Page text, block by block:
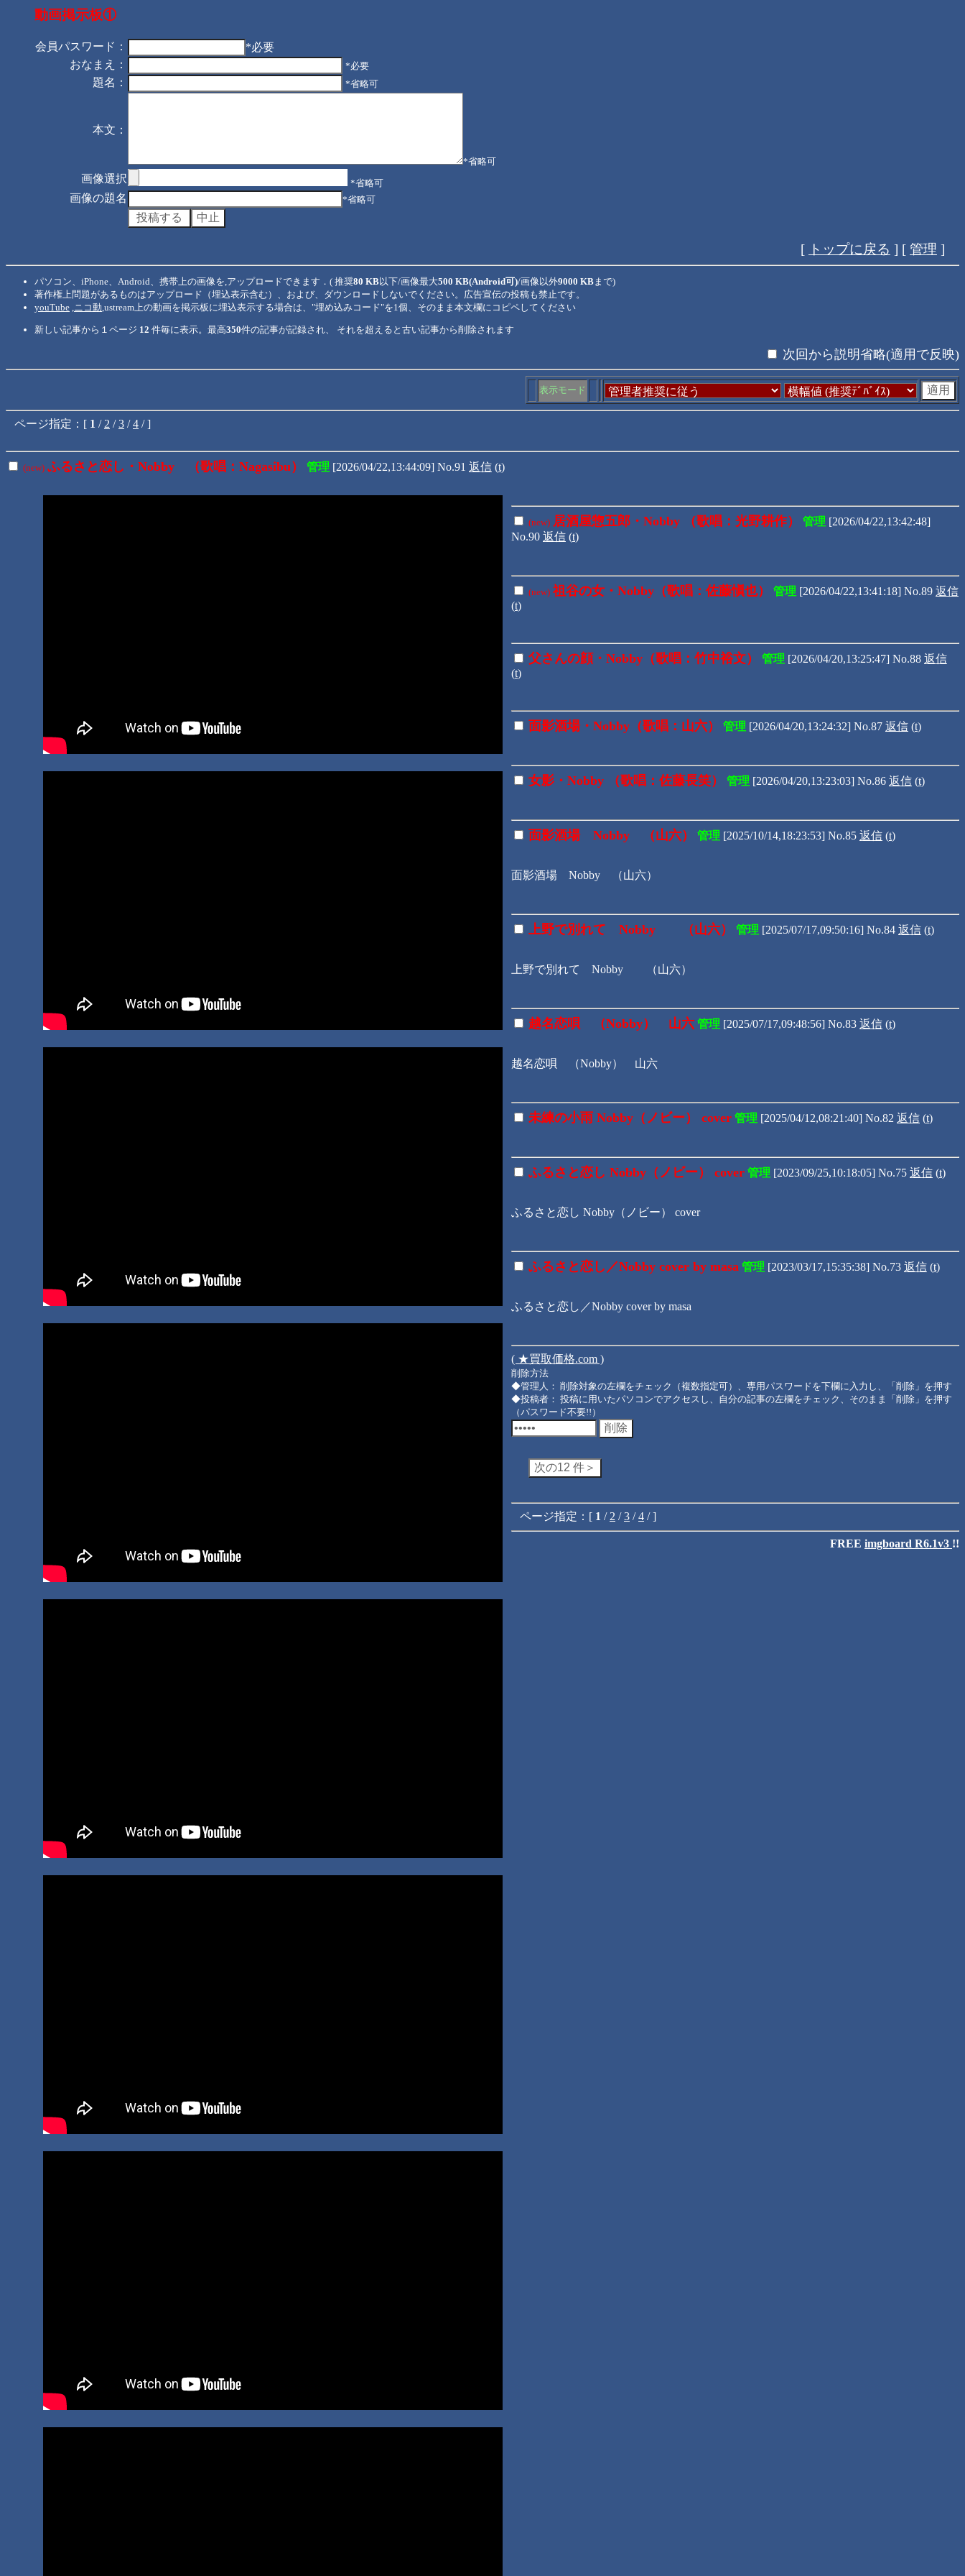
動画掲示板①
会員パスワード：
*必要
おなまえ：
*必要
題名： *省略可
本文：
*省略可
画像選択 *省略可
画像の題名 *省略可
[ トップに戻る ] [ 管理 ]
パソコン、iPhone、Android、携帯上の画像を,アップロードできます．( 推奨80 KB以下/画像最大500 KB(Android可)/画像以外9000 KB まで)
著作権上問題があるものはアップロード（埋込表示含む）、および、ダウンロードしないでください。広告宣伝の投稿も禁止です。
youTube ニコ動 ,ustream上の動画を掲示板に埋込表示する場合は、"埋め込みコード"を1個、そのまま本文欄にコピペしてください
新しい記事から１ページ 12 件毎に表示。最高350件の記事が記録され、 それを超えると古い記事から削除されます
次回から説明省略(適用で反映)
表示モード
ページ指定：[ 1 / 2 /3 /4 / ]
(new) ふるさと恋し・Nobby （歌唱：Nagasibu） 管理 [2026/04/22,13:44:09] No.91 返信 (t)
(new) 居酒屋惣五郎・Nobby （歌唱：光野耕作） 管理 [2026/04/22,13:42:48]
No.90 返信 (t)
(new) 祖谷の女・Nobby（歌唱：佐藤愼也） 管理 [2026/04/22,13:41:18] No.89 返信
(t)
父さんの顔・Nobby（歌唱：竹中裕文） 管理 [2026/04/20,13:25:47] No.88 返信
(t)
面影酒場・Nobby（歌唱：山六） 管理 [2026/04/20,13:24:32] No.87 返信 (t)
女影・Nobby （歌唱：佐藤長笑） 管理 [2026/04/20,13:23:03] No.86 返信 (t)
面影酒場 Nobby （山六） 管理 [2025/10/14,18:23:53] No.85 返信 (t)
面影酒場 Nobby （山六）
上野で別れて Nobby （山六） 管理 [2025/07/17,09:50:16] No.84 返信 (t)
上野で別れて Nobby （山六）
越名恋唄 （Nobby） 山六 管理 [2025/07/17,09:48:56] No.83 返信 (t)
越名恋唄 （Nobby） 山六
未練の小雨 Nobby（ノビー） cover 管理 [2025/04/12,08:21:40] No.82 返信 (t)
ふるさと恋し Nobby（ノビー） cover 管理 [2023/09/25,10:18:05] No.75 返信 (t)
ふるさと恋し Nobby（ノビー） cover
ふるさと恋し／Nobby cover by masa 管理 [2023/03/17,15:35:38] No.73 返信 (t)
ふるさと恋し／Nobby cover by masa
( ★買取価格.com )
削除方法
◆管理人： 削除対象の左欄をチェック（複数指定可）、専用パスワードを下欄に入力し、「削除」を押す
◆投稿者： 投稿に用いたパソコンでアクセスし、自分の記事の左欄をチェック、そのまま「削除」を押す
（パスワード不要!!）
ページ指定：[ 1 / 2 /3 /4 / ]
FREE imgboard R6.1v3 !!